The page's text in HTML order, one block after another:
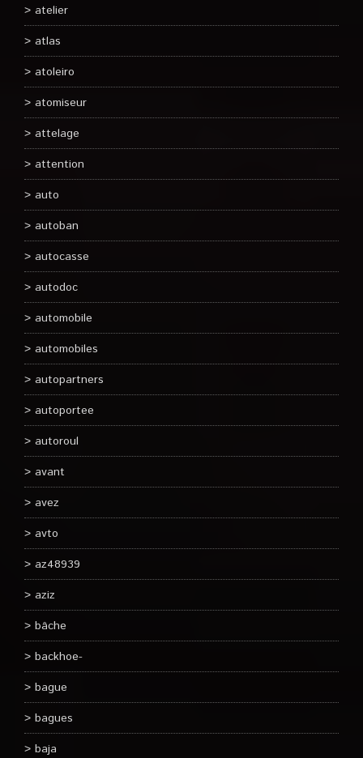
atelier
atlas
atoleiro
atomiseur
attelage
attention
auto
autoban
autocasse
autodoc
automobile
automobiles
autopartners
autoportee
autoroul
avant
avez
avto
az48939
aziz
bâche
backhoe-
bague
bagues
baja